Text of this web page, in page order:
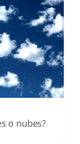
o nubes?